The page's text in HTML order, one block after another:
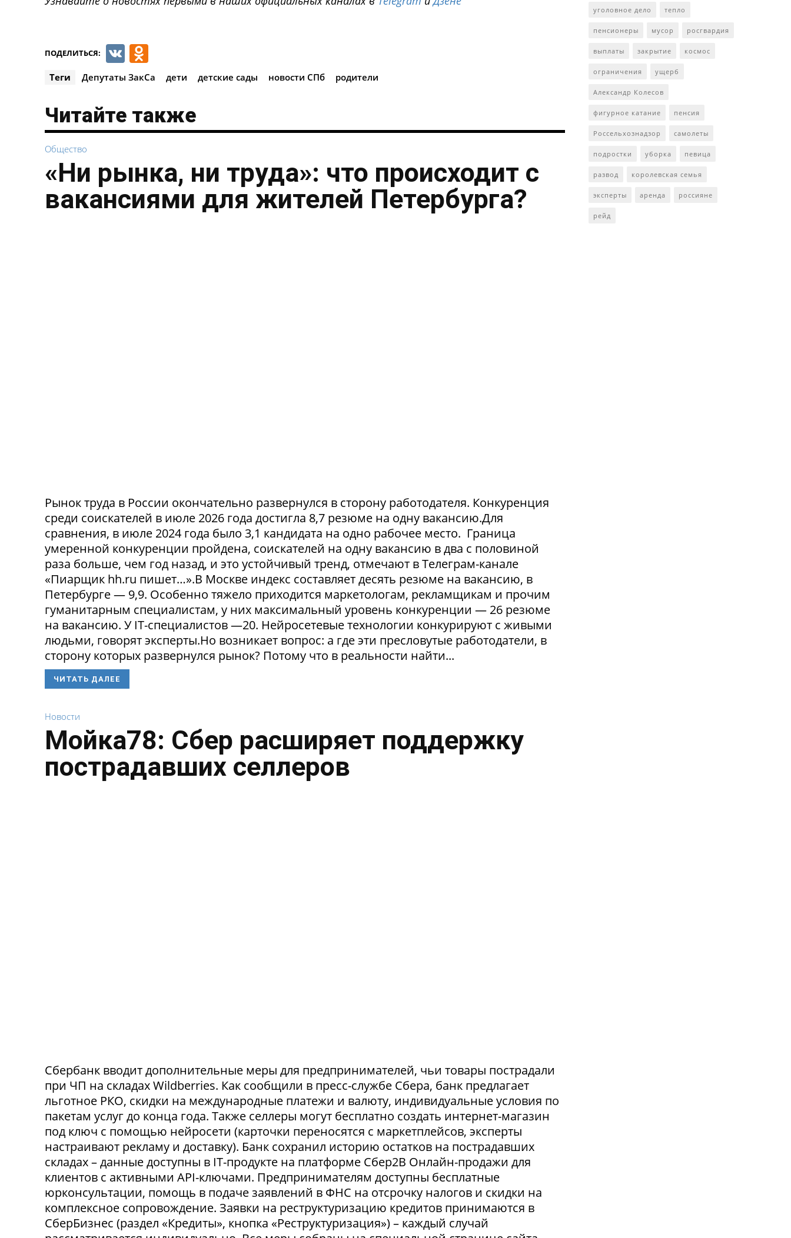
ПОДЕЛИТЬСЯ: VK
Теги Депутаты ЗакСа дети детские сады новости СПб родители
Читайте также
Общество
«Ни рынка, ни труда»: что происходит с
вакансиями для жителей Петербурга?
Рынок труда в России окончательно развернулся в сторону работодателя. Конкуренция
среди соискателей в июле 2026 года достигла 8,7 резюме на одну вакансию.Для
сравнения, в июле 2024 года было 3,1 кандидата на одно рабочее место. Граница
умеренной конкуренции пройдена, соискателей на одну вакансию в два с половиной
раза больше, чем год назад, и это устойчивый тренд, отмечают в Телеграм-канале
«Пиарщик hh.ru пишет…».В Москве индекс составляет десять резюме на вакансию, в
Петербурге — 9,9. Особенно тяжело приходится маркетологам, рекламщикам и прочим
гуманитарным специалистам, у них максимальный уровень конкуренции — 26 резюме
на вакансию. У IT-специалистов —20. Нейросетевые технологии конкурируют с живыми
людьми, говорят эксперты.Но возникает вопрос: а где эти пресловутые работодатели, в
сторону которых развернулся рынок? Потому что в реальности найти...
ЧИТАТЬ ДАЛЕЕ
Новости
Мойка78: Сбер расширяет поддержку
пострадавших селлеров
Сбербанк вводит дополнительные меры для предпринимателей, чьи товары пострадали
при ЧП на складах Wildberries. Как сообщили в пресс-службе Сбера, банк предлагает
льготное РКО, скидки на международные платежи и валюту, индивидуальные условия по
пакетам услуг до конца года. Также селлеры могут бесплатно создать интернет-магазин
под ключ с помощью нейросети (карточки переносятся с маркетплейсов, эксперты
настраивают рекламу и доставку). Банк сохранил историю остатков на пострадавших
складах – данные доступны в IT-продукте на платформе Сбер2В Онлайн-продажи для
клиентов с активными API-ключами. Предпринимателям доступны бесплатные
юрконсультации, помощь в подаче заявлений в ФНС на отсрочку налогов и скидки на
комплексное сопровождение. Заявки на реструктуризацию кредитов принимаются в
СберБизнес (раздел «Кредиты», кнопка «Реструктуризация») – каждый случай
уголовное дело тепло
пенсионеры мусор росгвардия
выплаты закрытие космос
ограничения ущерб
Александр Колесов
фигурное катание пенсия
Россельхознадзор самолеты
подростки уборка певица
развод королевская семья
эксперты аренда россияне
рейд